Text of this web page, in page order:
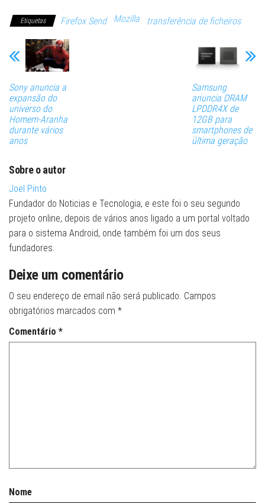
Etiquetas Firefox Send Mozilla transferência de ficheiros
Sony anuncia a
expansão do
universo do
Homem-Aranha
durante vários
anos
Samsung
anuncia DRAM
LPDDR4X de
12GB para
smartphones de
última geração
Sobre o autor
Joel Pinto
Fundador do Noticias e Tecnologia, e este foi o seu segundo
projeto online, depois de vários anos ligado a um portal voltado
para o sistema Android, onde também foi um dos seus
fundadores.
Deixe um comentário
O seu endereço de email não será publicado. Campos
obrigatórios marcados com *
Comentário *
Nome